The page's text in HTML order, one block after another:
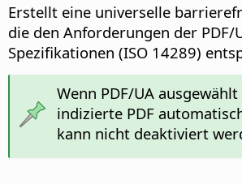
Erstellt eine universelle
die den Anforderungen der PDF/
Spezifikationen (ISO 14289)
Wenn PDF/UA
indizierte PDF
kann nicht deaktiviert